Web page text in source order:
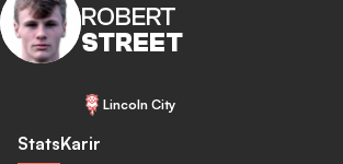
ROBERT
STREET
Lincoln City
StatsKarir